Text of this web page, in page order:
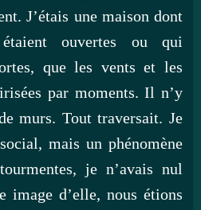
J’étais une maison dont
ouvertes ou qui
que les vents et les
par moments. Il n’y
murs. Tout traversait. Je
mais un phénomène
je n’avais nul
image d’elle, nous étions